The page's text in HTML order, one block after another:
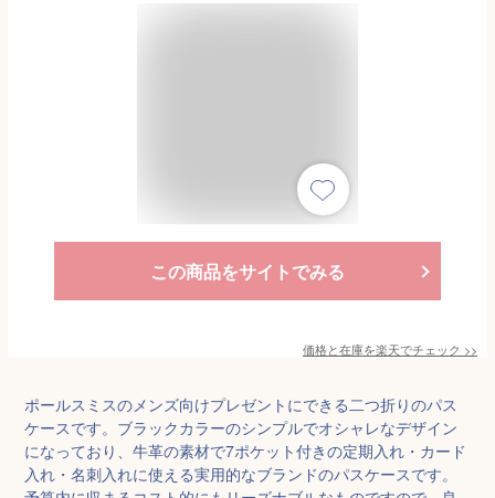
この商品をサイトでみる
価格と在庫を楽天でチェック >>
ポールスミスのメンズ向けプレゼントにできる二つ折りのパス
ケースです。ブラックカラーのシンプルでオシャレなデザイン
になっており、牛革の素材で7ポケット付きの定期入れ・カード
入れ・名刺入れに使える実用的なブランドのパスケースです。